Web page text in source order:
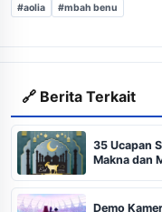
#aolia
#mbah benu
🔗 Berita Terkait
35 Ucapan
Makna dan
Demo